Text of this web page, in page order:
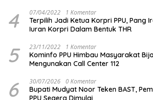
4 07/04/2022 1 Komentar
Terpilih Jadi Ketua Korpri PPU, Pang
Iuran Korpri Dalam Bentuk THR
5 23/11/2022 1 Komentar
Kominfo PPU Himbau Masyarakat
Mengunakan Call Center 112
6 30/07/2026 0 Komentar
Bupati Mudyat Noor Teken BAST,
PPU Segera Dimulai